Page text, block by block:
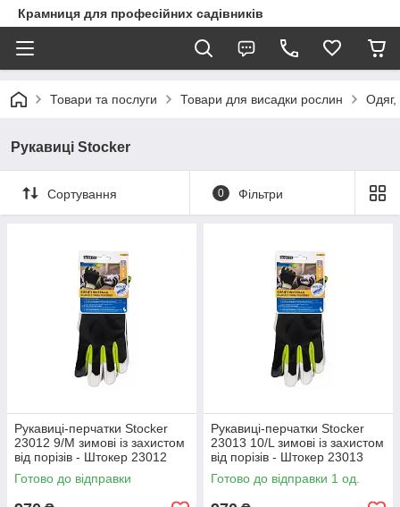
Крамниця для професійних садівників
Товари та послуги Товари для висадки рослин Одяг,
Рукавиці Stocker
Сортування 0 Фільтри
Рукавиці-перчатки Stocker
23012 9/М зимові із захистом
від порізів - Штокер 23012
Готово до відправки
Рукавиці-перчатки Stocker
23013 10/L зимові із захистом
від порізів - Штокер 23013
Готово до відправки 1 од.